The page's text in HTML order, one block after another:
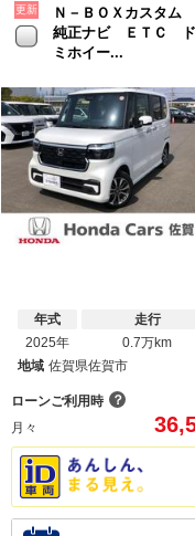
更新
Ｎ－ＢＯＸカスタ
純正ナビ ＥＴＣ
ミホイー...
年式
2025年
走行
0.7万km
地域 佐賀県佐賀市
ローンご利用時 ？
月々